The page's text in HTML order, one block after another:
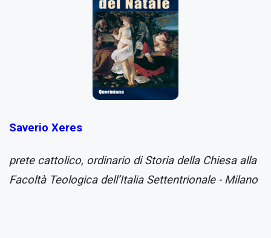
Saverio Xeres
prete cattolico, ordinario di Storia della Chiesa alla
Facoltà Teologica dell’Italia Settentrionale - Milano